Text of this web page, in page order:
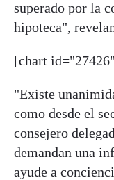
superado por la
hipoteca",
[chart
"Existe
como desde el
consejero
demandan una
ayude a